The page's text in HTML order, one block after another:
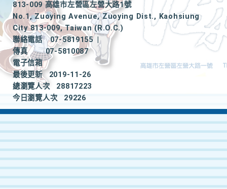
813-009 高雄市左營區左營大路1號
No.1, Zuoying Avenue, Zuoying Dist., Kaohsiung
City 813-009, Taiwan (R.O.C.)
聯絡電話
07-5819155
|
傳真
07-5810087
電子信箱
最後更新
2019-11-26
總瀏覽人次
28817223
今日瀏覽人次
29226